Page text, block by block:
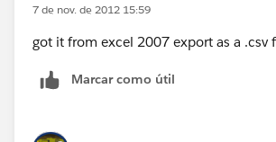
7 de nov. de 2012 15:59
got it from excel 2007 export as a .csv
Marcar como útil